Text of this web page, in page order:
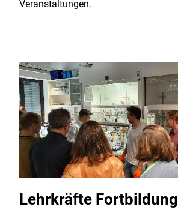
Veranstaltungen.
Lehrkräfte Fortbildung